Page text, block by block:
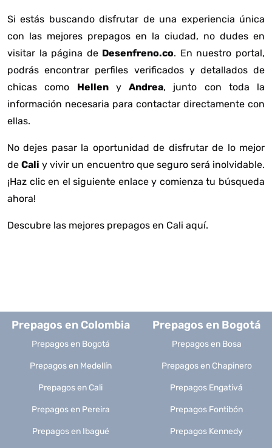
Si estás buscando disfrutar de una experiencia única
con las mejores prepagos en la ciudad, no dudes en
visitar la página de Desenfreno.co. En nuestro portal,
podrás encontrar perfiles verificados y detallados de
chicas como Helleny Andrea, junto con toda la
información necesaria para contactar directamente con
ellas.
No dejes pasar la oportunidad de disfrutar de lo mejor
deCali y vivir un encuentro que seguro será inolvidable.
¡Haz clic en el siguiente enlace y comienza tu búsqueda
ahora!
Descubre las mejores prepagos en Cali aquí.
Prepagos en Colombia
Prepagos en Bogotá
Prepagos en Medellín
Prepagos en Cali
Prepagos en Pereira
Prepagos en Ibagué
Prepagos en Bogotá
Prepagos en Bosa
Prepagos en Chapinero
Prepagos Engativá
Prepagos Fontibón
Prepagos Kennedy